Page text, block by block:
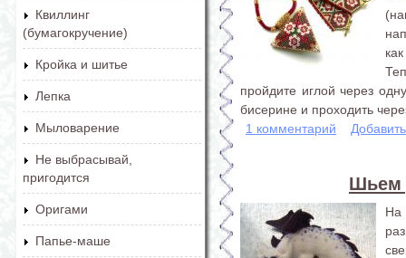
Квиллинг
(бумагокручение)
Кройка и шитье
Лепка
Мыловарение
Не выбрасывай,
пригодится
Оригами
Папье-маше
пройдите иглой через
бисерине и проходить
1 комментарий
Шьем
На